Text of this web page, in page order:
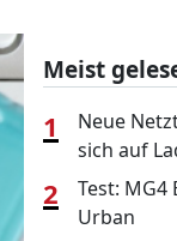
Meist
1
Neue
sich auf
2
Test: MG4
Urban